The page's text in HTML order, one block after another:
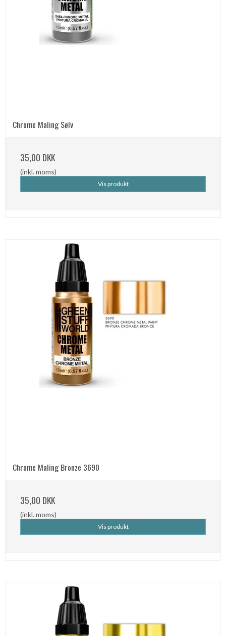
Chrome Maling Sølv
35,00 DKK
(inkl. moms)
Vis produkt
Chrome Maling Bronze 3690
35,00 DKK
(inkl. moms)
Vis produkt